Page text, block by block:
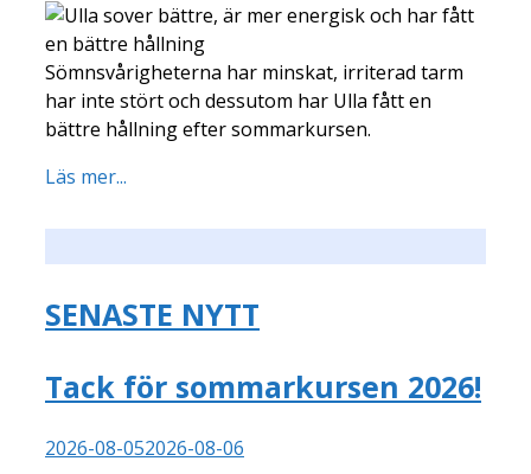
Sömnsvårigheterna har minskat, irriterad tarm
har inte stört och dessutom har Ulla fått en
bättre hållning efter sommarkursen.
Läs mer...
SENASTE NYTT
Tack för sommarkursen 2026!
2026-08-052026-08-06